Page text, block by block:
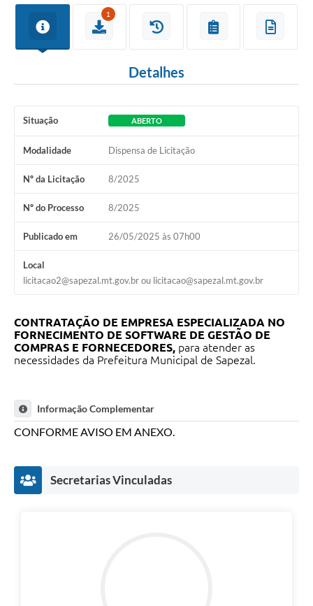
1
Detalhes
Situação ABERTO
Modalidade Dispensa de Licitação
Nº da Licitação 8/2025
Nº do Processo 8/2025
Publicado em 26/05/2025 às 07h00
Local
licitacao2@sapezal.mt.gov.br ou licitacao@sapezal.mt.gov.br
CONTRATAÇÃO DE EMPRESA ESPECIALIZADA NO
FORNECIMENTO DE SOFTWARE DE GESTÃO DE
COMPRAS E FORNECEDORES, para atender as
necessidades da Prefeitura Municipal de Sapezal.
Informação Complementar
CONFORME AVISO EM ANEXO.
Secretarias Vinculadas